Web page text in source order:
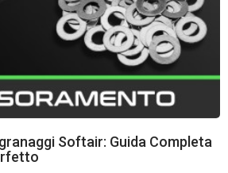
Softair: Guida Completa